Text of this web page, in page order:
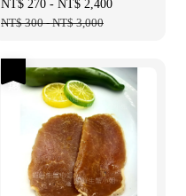
Sale
price
NT$ 270 - NT$ 2,400
NT$ 300-NT$ 3,000